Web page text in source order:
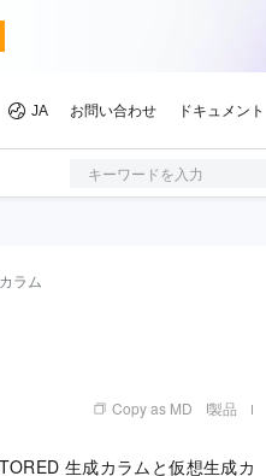
キーワードを入力
ラム
Copy as MD 製品
生成カラムと仮想生成カ